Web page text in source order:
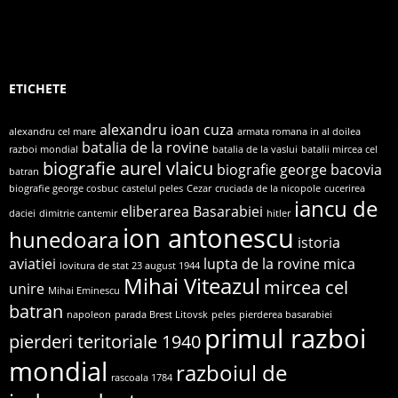
ETICHETE
alexandru cel mare alexandru ioan cuza armata romana in al doilea
razboi mondial batalia de la rovine batalia de la vaslui batalii mircea cel
batran biografie aurel vlaicu biografie george bacovia
biografie george cosbuc castelul peles Cezar cruciada de la nicopole cucerirea
daciei dimitrie cantemir eliberarea Basarabiei hitler iancu de
hunedoara ion antonescu istoria
aviatiei lovitura de stat 23 august 1944 lupta de la rovine mica
unire Mihai Eminescu Mihai Viteazul mircea cel
batran napoleon parada Brest Litovsk peles pierderea basarabiei
pierderi teritoriale 1940 primul razboi
mondial rascoala 1784 razboiul de